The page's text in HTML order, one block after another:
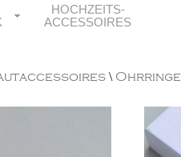
HOCHZEITS-
ACCESSOIRES
\ Ohrringe